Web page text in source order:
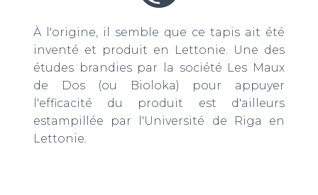
À l'origine, il semble que ce tapis ait été
inventé et produit en Lettonie. Une des
études brandies par la société Les Maux
de Dos (ou Bioloka) pour appuyer
l'efficacité du produit est d'ailleurs
estampillée par l'Université de Riga en
Lettonie.